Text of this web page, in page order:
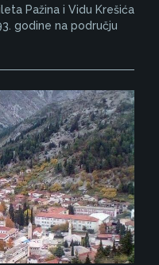
Pažina i Vidu Krešića
godine na području